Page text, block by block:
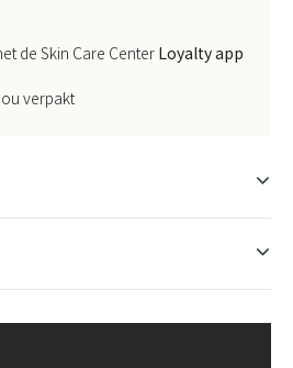
de Skin Care Center Loyalty app
verpakt